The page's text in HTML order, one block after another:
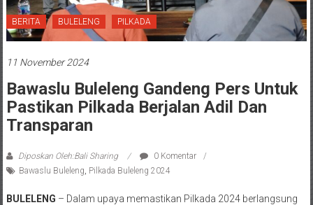
BERITA BULELENG PILKADA
11 November 2024
Bawaslu Buleleng Gandeng Pers Untuk
Pastikan Pilkada Berjalan Adil Dan
Transparan
Diposkan Oleh:Bali Sharing
0 Komentar
Bawaslu Buleleng Pilkada Buleleng 2024
BULELENG – Dalam upaya memastikan Pilkada 2024 berlangsung